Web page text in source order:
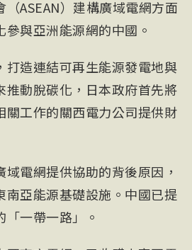
ASEAN）建構廣域電網方面
與亞洲能源網的中國。
打造連結可再生能源發電地與
推動脫碳化，日本政府首先將
關工作的關西電力公司提供財
域電網提供協助的背後原因，
南亞能源基礎設施。中國已提
「一帶一路」。